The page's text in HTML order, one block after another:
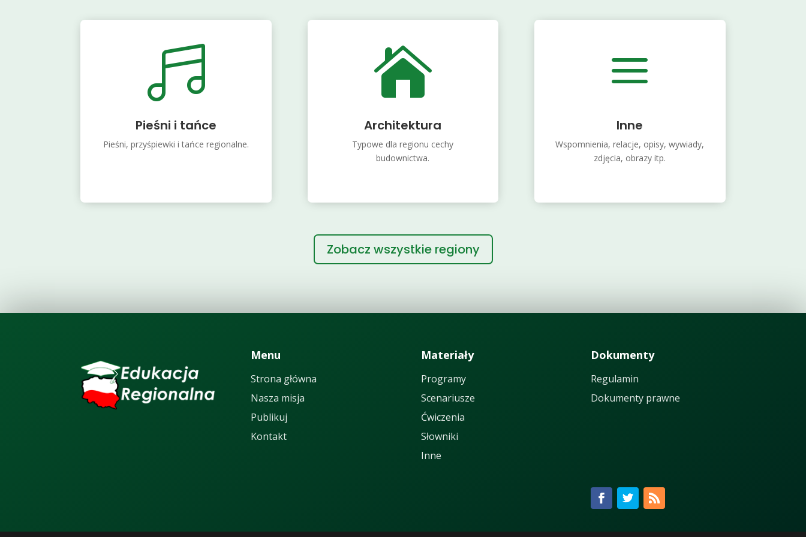

Pieśni i tańce
Pieśni, przyśpiewki i tańce regionalne.

Architektura
Typowe dla regionu cechy
budownictwa.
a
Inne
Wspomnienia, relacje, opisy, wywiady,
zdjęcia, obrazy itp.
Zobacz wszystkie regiony
Menu
Strona główna
Nasza misja
Publikuj
Kontakt
Materiały
Programy
Scenariusze
Ćwiczenia
Słowniki
Inne
Dokumenty
Regulamin
Dokumenty prawne